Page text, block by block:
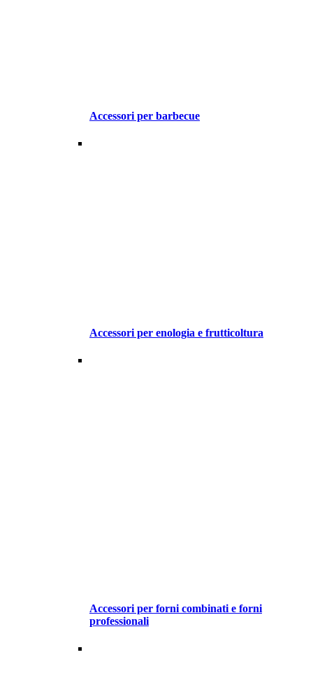
Accessori per barbecue
Accessori per enologia e frutticoltura
Accessori per forni combinati e forni
professionali